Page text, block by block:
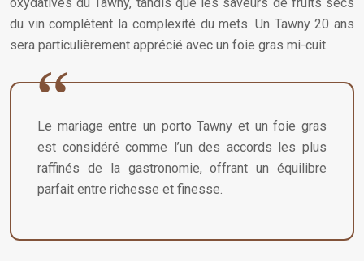
du vin complètent la complexité du mets. Un Tawny 20 ans
sera particulièrement apprécié avec un foie gras mi-cuit.
Le mariage entre un porto Tawny et un foie gras
est considéré comme l’un des accords les plus
raffinés de la gastronomie, offrant un équilibre
parfait entre richesse et finesse.